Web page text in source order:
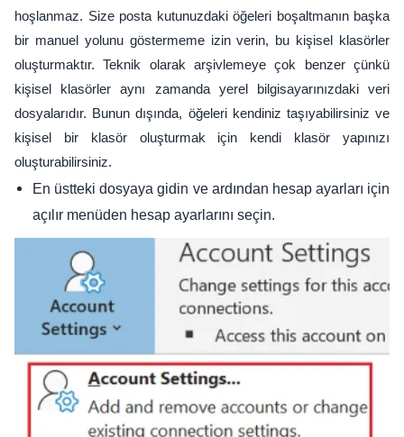
hoşlanmaz. Size posta kutunuzdaki öğeleri boşaltmanın başka
bir manuel yolunu göstermeme izin verin, bu kişisel klasörler
oluşturmaktır. Teknik olarak arşivlemeye çok benzer çünkü
kişisel klasörler aynı zamanda yerel bilgisayarınızdaki veri
dosyalarıdır. Bunun dışında, öğeleri kendiniz taşıyabilirsiniz ve
kişisel bir klasör oluşturmak için kendi klasör yapınızı
oluşturabilirsiniz.
En üstteki dosyaya gidin ve ardından hesap ayarları için
açılır menüden hesap ayarlarını seçin.